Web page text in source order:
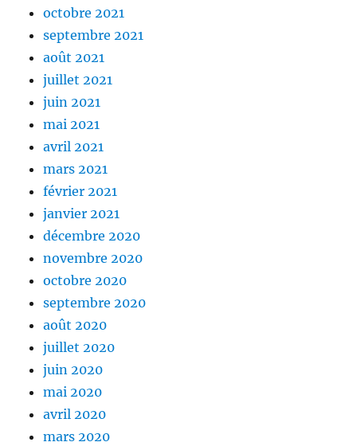
octobre 2021
septembre 2021
août 2021
juillet 2021
juin 2021
mai 2021
avril 2021
mars 2021
février 2021
janvier 2021
décembre 2020
novembre 2020
octobre 2020
septembre 2020
août 2020
juillet 2020
juin 2020
mai 2020
avril 2020
mars 2020